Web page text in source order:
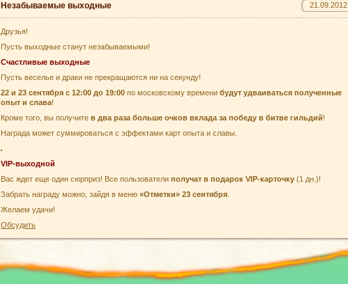
Незабываемые выходные 21.09.2012
Друзья!
Пусть выходные станут незабываемыми!
Счастливые выходные
Пусть веселье и драки не прекращаются ни на секунду!
22 и 23 сентября с 12:00 до 19:00 по московскому времени будут удваиваться полученные
опыт и слава!
Кроме того, вы получите в два раза больше очков вклада за победу в битве гильдий!
Награда может суммироваться с эффектами карт опыта и славы.
VIP-выходной
Вас ждет еще один сюрприз! Все пользователи получат в подарок VIP-карточку (1 дн.)!
Забрать награду можно, зайдя в меню «Отметки» 23 сентября
Желаем удачи!
Обсудить